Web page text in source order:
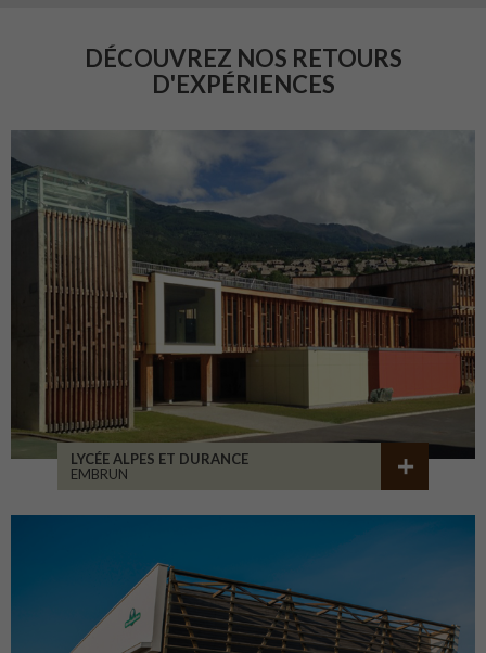
DÉCOUVREZ NOS RETOURS
D'EXPÉRIENCES
LYCÉE ALPES ET DURANCE
EMBRUN